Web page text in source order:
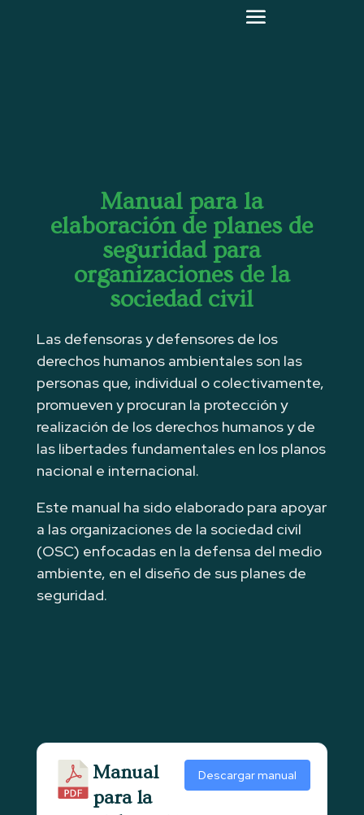
Manual para la
elaboración de planes de
seguridad para
organizaciones de la
sociedad civil
Las defensoras y defensores de los
derechos humanos ambientales son las
personas que, individual o colectivamente,
promueven y procuran la protección y
realización de los derechos humanos y de
las libertades fundamentales en los planos
nacional e internacional.
Este manual ha sido elaborado para apoyar
a las organizaciones de la sociedad civil
(OSC) enfocadas en la defensa del medio
ambiente, en el diseño de sus planes de
seguridad.
Manual
para la
Descargar manual